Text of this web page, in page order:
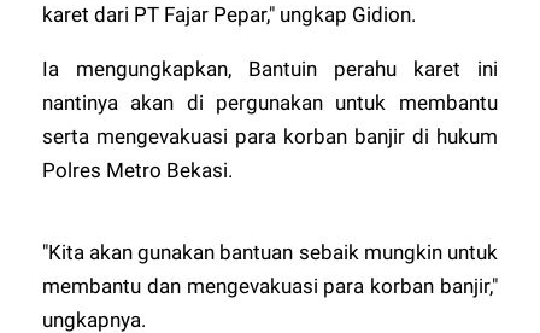
karet dari PT Fajar Pepar," ungkap Gidion.
Ia mengungkapkan, Bantuin perahu karet ini
nantinya akan di pergunakan untuk membantu
serta mengevakuasi para korban banjir di hukum
Polres Metro Bekasi.
"Kita akan gunakan bantuan sebaik mungkin untuk
membantu dan mengevakuasi para korban banjir,"
ungkapnya.